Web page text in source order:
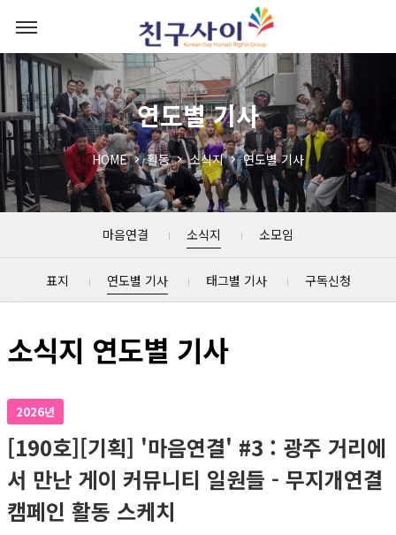
연도별 기사
HOME 활동 소식지 연도별 기사
마음연결 소식지 소모임
표지 연도별 기사 태그별 기사 구독신청
소식지 연도별 기사
2026년
[190호][기획] '마음연결' #3 : 광주 거리에
서 만난 게이 커뮤니티 일원들 - 무지개연결
캠페인 활동 스케치